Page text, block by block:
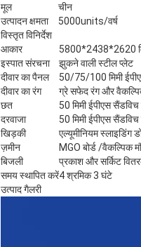
मूल
चीन
उत्पादन क्षमता
5000units/वर्ष
विस्तृत विनिर्देश
आकार
5800*2438*2620
इस्पात संरचना
झुकने वाली स्टील प्लेट
दीवार का पैनल
50/75/100 मिमी
दीवार का रंग
ग्रे सफेद रंग और
छत
50 मिमी ईपीएस
दरवाजा
50 मिमी ईपीएस
खिड़की
एल्यूमीनियम स्लाइडिंग
ज़मीन
MGO बोर्ड /वैकल्पिक
बिजली
प्रकाश और सर्किट
समय स्थापित करें4 श्रमिक 3 घंटे
उत्पाद गैलरी